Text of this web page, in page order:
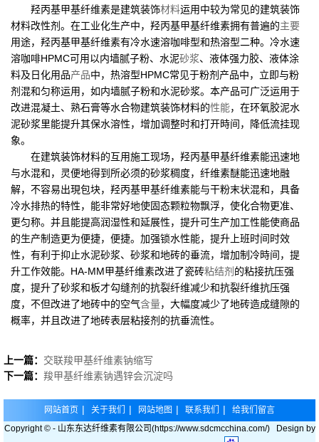
羟丙基甲基纤维素是建筑装饰材料运用中较为常见的建筑装饰
材料改性剂。在工业化生产中，羟丙基甲基纤维素拥有普遍的主要
用途，羟丙基甲基纤维素有冷水速溶咖啡型和热溶型二种。冷水速
溶咖啡HPMC可用以内墙腻子粉、水泥砂浆、液体强力胶、液体涂
料及日化用品产品中，热溶型HPMC常见于粉剂产品中，立即与粉
剂混和匀称运用，如内墙腻子粉和水泥砂浆。本产品可广泛运用于
改进混凝土、熟石膏等水合物建筑装饰材料的性能，在环氧胶泥水
泥砂浆里能提升其保水溶性，增加调整时和打开時间，降低流挂现
象。
在建筑装饰材料的互用施工现场，羟丙基甲基纤维素能迅速地
与水混和，灵便地得到所必须的砂浆稠度，纤维素醚能迅速地融
解，不容易出現包块，羟丙基甲基纤维素能与干粉末状混和，具备
冷水排热的特性，能非常好地使固态颗粒物飘浮，使化合物更准、
更匀称。并且能提高润湿性和延展性，提升可生产加工性能使商品
的生产制造更为便捷，便捷。加强锁水性能，提升上班时间时效
性，有利于抑止水泥砂浆、砂浆和地砖的垂流，增加制冷時间，提
升工作效能。HA-MM甲基纤维素改进了瓷砖粘结剂 的粘接抗压强
度，提升了砂浆和板才勾缝剂的抗裂纤维减少和抗裂纤维抗压强
度，不但改进了地砖中的空气含量，大幅度减少了地砖造成缝隙的
概率，并且改进了地砖表层粘接剂的抗垂流性。
上一篇： 交联羧甲基纤维素钠缩写
下一篇： 羧甲基纤维素钠遇锌会沉淀吗
网站首页 | 关于我们 | 网站地图 | 联系我们 |
给我们留言
Copyright © - 山东东达纤维素有限公司(https://www.sdcmcchina.com/) Design by